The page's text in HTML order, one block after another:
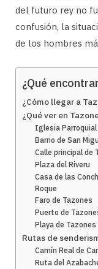
del futuro rey no
confusión, la
de los hombres
¿Qué
¿Cómo llegar a
¿Qué ver en
Iglesia Parroquial
Barrio de San
Calle principal de
Plaza del Riveru
Casa de las
Roque
Faro de Tazones
Puerto de
Playa de
Rutas de
Camín Real de
Ruta del